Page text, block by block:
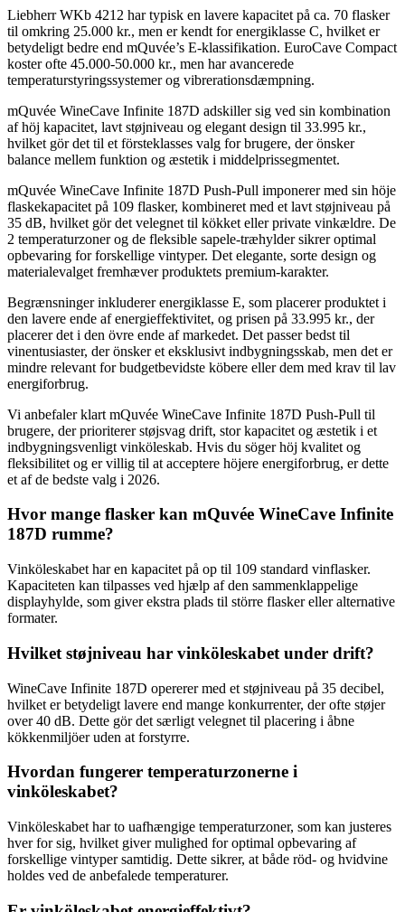
Liebherr WKb 4212 har typisk en lavere kapacitet på ca. 70 flasker
til omkring 25.000 kr., men er kendt for energiklasse C, hvilket er
betydeligt bedre end mQuvée’s E-klassifikation. EuroCave Compact
koster ofte 45.000-50.000 kr., men har avancerede
temperaturstyringssystemer og vibrerationsdæmpning.
mQuvée WineCave Infinite 187D adskiller sig ved sin kombination
af höj kapacitet, lavt støjniveau og elegant design til 33.995 kr.,
hvilket gör det til et försteklasses valg for brugere, der önsker
balance mellem funktion og æstetik i middelprissegmentet.
mQuvée WineCave Infinite 187D Push-Pull imponerer med sin höje
flaskekapacitet på 109 flasker, kombineret med et lavt støjniveau på
35 dB, hvilket gör det velegnet til kökket eller private vinkældre. De
2 temperaturzoner og de fleksible sapele-træhylder sikrer optimal
opbevaring for forskellige vintyper. Det elegante, sorte design og
materialevalget fremhæver produktets premium-karakter.
Begrænsninger inkluderer energiklasse E, som placerer produktet i
den lavere ende af energieffektivitet, og prisen på 33.995 kr., der
placerer det i den övre ende af markedet. Det passer bedst til
vinentusiaster, der önsker et eksklusivt indbygningsskab, men det er
mindre relevant for budgetbevidste köbere eller dem med krav til lav
energiforbrug.
Vi anbefaler klart mQuvée WineCave Infinite 187D Push-Pull til
brugere, der prioriterer støjsvag drift, stor kapacitet og æstetik i et
indbygningsvenligt vinköleskab. Hvis du söger höj kvalitet og
fleksibilitet og er villig til at acceptere höjere energiforbrug, er dette
et af de bedste valg i 2026.
Hvor mange flasker kan mQuvée WineCave Infinite
187D rumme?
Vinköleskabet har en kapacitet på op til 109 standard vinflasker.
Kapaciteten kan tilpasses ved hjælp af den sammenklappelige
displayhylde, som giver ekstra plads til större flasker eller alternative
formater.
Hvilket støjniveau har vinköleskabet under drift?
WineCave Infinite 187D opererer med et støjniveau på 35 decibel,
hvilket er betydeligt lavere end mange konkurrenter, der ofte støjer
over 40 dB. Dette gör det særligt velegnet til placering i åbne
kökkenmiljöer uden at forstyrre.
Hvordan fungerer temperaturzonerne i
vinköleskabet?
Vinköleskabet har to uafhængige temperaturzoner, som kan justeres
hver for sig, hvilket giver mulighed for optimal opbevaring af
forskellige vintyper samtidig. Dette sikrer, at både röd- og hvidvine
holdes ved de anbefalede temperaturer.